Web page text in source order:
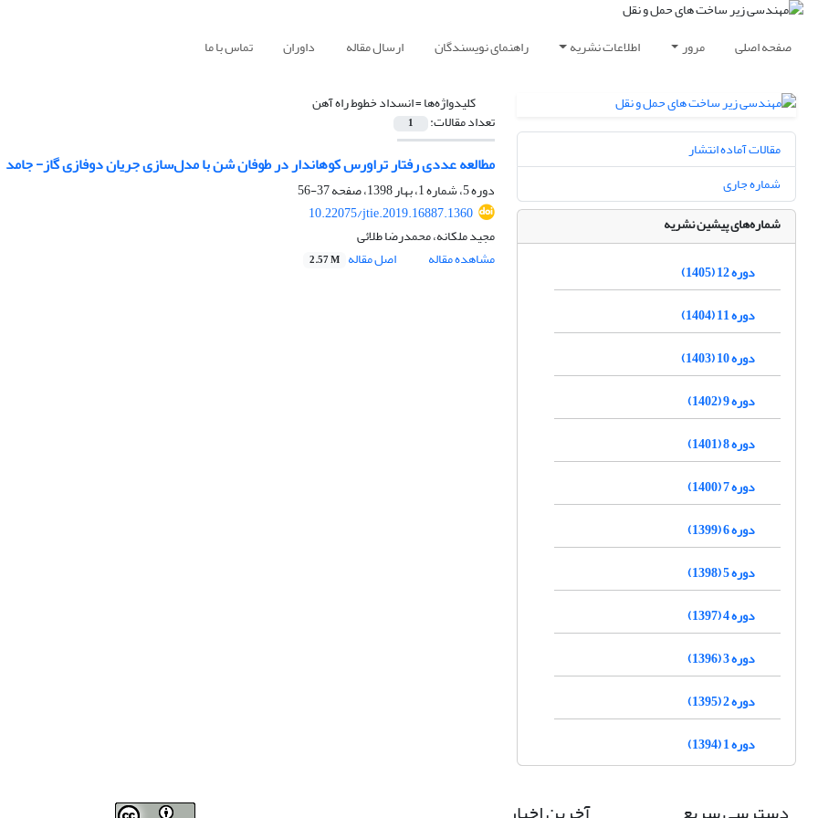
صفحه اصلی مرور اطلاعات نشریه راهنمای نویسندگان ارسال مقاله داوران تماس با ما
کلیدواژه‌ها =انسداد خطوط راه آهن
تعداد مقالات: 1
مطالعه عددی رفتار تراورس کوهان‏دار در طوفان شن با مدل‌سازی جریان دوفازی گاز- جامد
دوره 5، شماره 1، بهار 1398، صفحه
37-56
10.22075/jtie.2019.16887.1360
مجید ملکانه، محمدرضا طلائی
مشاهده مقاله
اصل مقاله 2.57 M
مقالات آماده انتشار
شماره جاری
شماره‌های پیشین نشریه
دوره 12 (1405)
دوره 11 (1404)
دوره 10 (1403)
دوره 9 (1402)
دوره 8 (1401)
دوره 7 (1400)
دوره 6 (1399)
دوره 5 (1398)
دوره 4 (1397)
دوره 3 (1396)
دوره 2 (1395)
دوره 1 (1394)